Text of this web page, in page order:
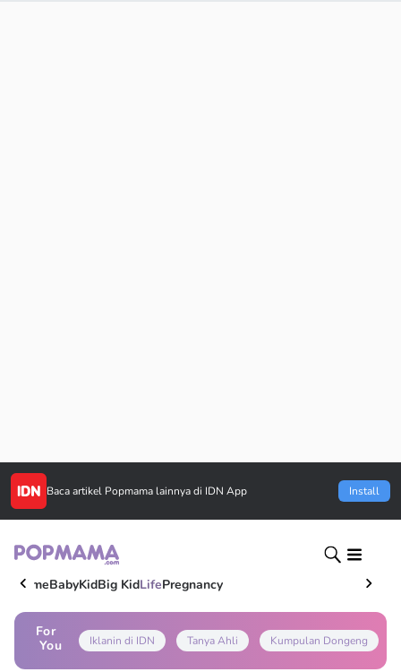
Baca artikel Popmama lainnya di IDN App Install
HomeBabyKidBig KidLifePregnancy
For
You
Iklanin di IDN Tanya Ahli Kumpulan Dongeng